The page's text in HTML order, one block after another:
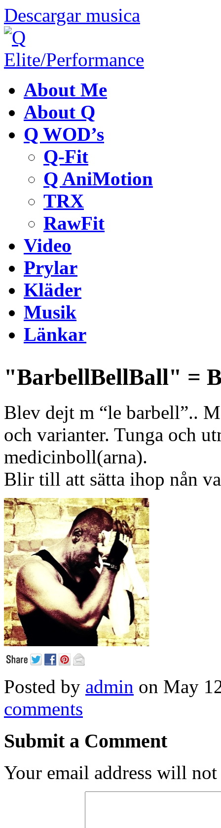
Descargar musica
About Me
About Q
Q WOD’s
Q-Fit
Q AniMotion
TRX
RawFit
Video
Prylar
Kläder
Musik
Länkar
"BarbellBellBall" =
Blev dejt m “le barbell”..
och varianter. Tunga och
medicinboll(arna).
Blir till att sätta ihop nån
Posted by admin on May
comments
Submit a Comment
Your email address will